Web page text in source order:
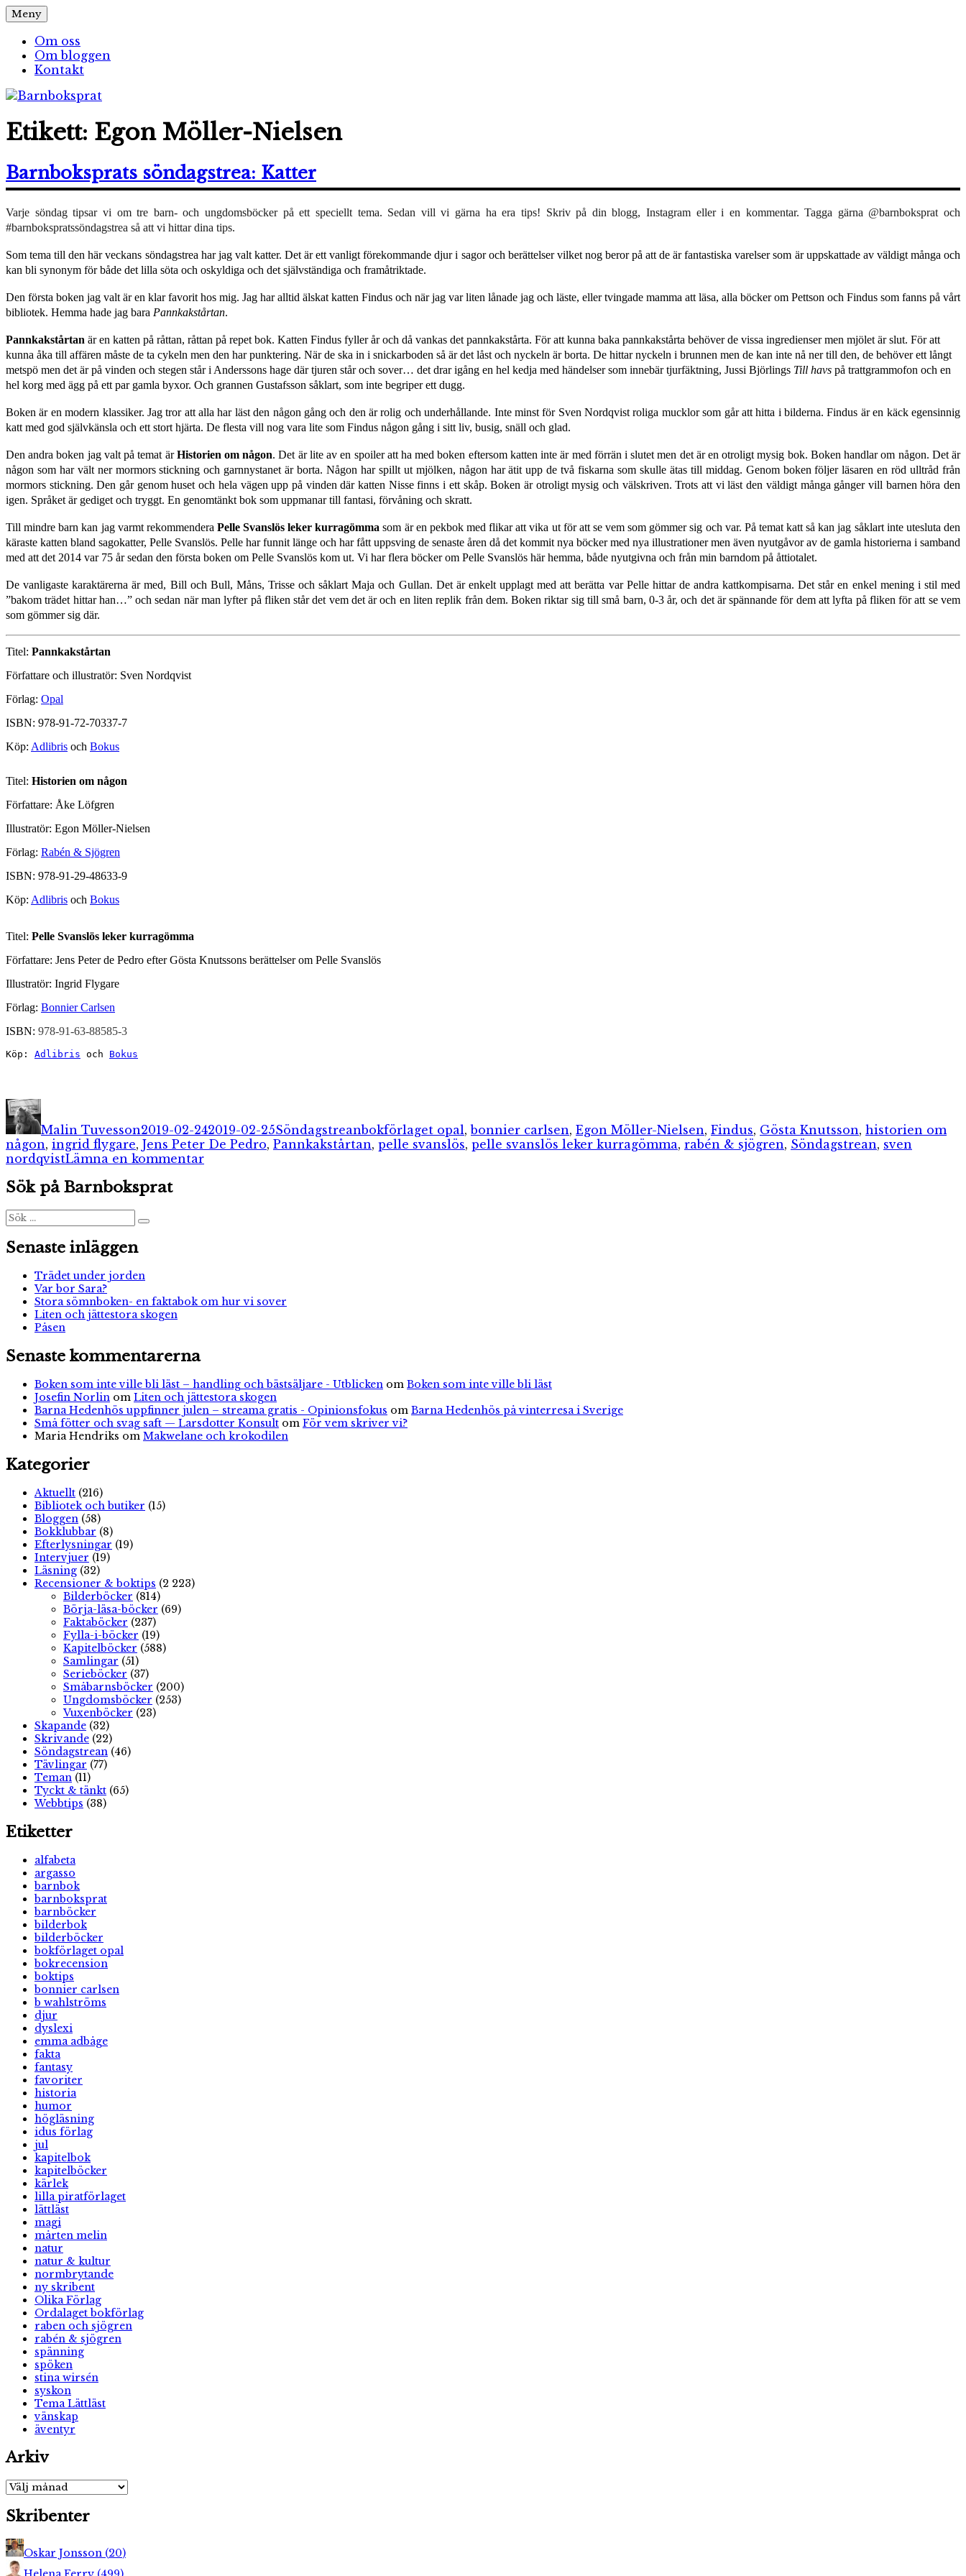
Hoppa
till
innehåll
Barnboksprat
– en blogg om barnböcker
Meny
Om oss
Om bloggen
Kontakt
Etikett: Egon Möller-Nielsen
Barnboksprats söndagstrea: Katter
Varje söndag tipsar vi omtre barn- och ungdomsböcker på ett speciellt tema. Sedan vill vi gärna ha era tips! Skriv på din blogg, Instagram eller i en kommentar. Tagga gärna @barnboksprat och
#barnbokspratssöndagstrea så att vi hittar dina tips.
Som tema till den här veckans söndagstrea har jag valt katter. Det är ett vanligt förekommande djur i sagor och berättelser vilket nog beror på att de är fantastiska varelser som är uppskattade av väldigt många och
kan bli synonym för både det lilla söta och oskyldiga och det självständiga och framåtriktade.
Den första boken jag valt är en klar favorit hos mig. Jag har alltid älskat katten Findus och när jag var liten lånade jag och läste, eller tvingade mamma att läsa, alla böcker om Pettson och Findus som fanns på vårt
bibliotek. Hemma hade jag bara Pannkakstårtan.
Pannkakstårtan är en katten på råttan, råttan på repet bok. Katten Findus fyller år och då vankas det pannkakstårta. För att kunna baka pannkakstårta behöver de vissa ingredienser men mjölet är slut. För att
kunna åka till affären måste de ta cykeln men den har punktering. När de ska in i snickarboden så är det låst och nyckeln är borta. De hittar nyckeln i brunnen men de kan inte nå ner till den, de behöver ett långt
metspö men det är på vinden och stegen står i Anderssons hage där tjuren står och sover… det drar igång en hel kedja med händelser som innebär tjurfäktning, Jussi Björlings Till havs på trattgrammofon och en
hel korg med ägg på ett par gamla byxor. Och grannen Gustafsson såklart, som inte begriper ett dugg.
Boken är en modern klassiker. Jag tror att alla har läst den någon gång och den är rolig och underhållande. Inte minst för Sven Nordqvist roliga mucklor som går att hitta i bilderna. Findus är en käck egensinnig
katt med god självkänsla och ett stort hjärta. De flesta vill nog vara lite som Findus någon gång i sitt liv, busig, snäll och glad.
Den andra boken jag valt på temat ärHistorien om någon. Det är lite av en spoiler att ha med boken eftersom katten inte är med förrän i slutet men det är en otroligt mysig bok. Boken handlar om någon. Det är
någon som har vält ner mormors stickning och garnnystanet är borta. Någon har spillt ut mjölken, någon har ätit upp de två fiskarna som skulle ätas till middag. Genom boken följer läsaren en röd ulltråd från
mormors stickning. Den går genom huset och hela vägen upp på vinden där katten Nisse finns i ett skåp. Boken är otroligt mysig och välskriven. Trots att vi läst den väldigt många gånger vill barnen höra den
igen. Språket är gediget och tryggt. En genomtänkt bok som uppmanar till fantasi, förvåning och skratt.
Till mindre barn kan jag varmt rekommendera Pelle Svanslös leker kurragömma som är en pekbok med flikar att vika ut för att se vem som gömmer sig och var. På temat katt så kan jag såklart inte utesluta den
käraste katten bland sagokatter, Pelle Svanslös. Pelle har funnit länge och har fått uppsving de senaste åren då det kommit nya böcker med nya illustrationer men även nyutgåvor av de gamla historierna i samband
med att det 2014 var 75 år sedan den första boken om Pelle Svanslös kom ut. Vi har flera böcker om Pelle Svanslös här hemma, både nyutgivna och från min barndom på åttiotalet.
De vanligaste karaktärerna är med, Bill och Bull, Måns, Trisse och såklart Maja och Gullan. Det är enkelt upplagt med att berätta var Pelle hittar de andra kattkompisarna. Det står en enkel mening i stil med
”bakom trädet hittar han…” och sedan när man lyfter på fliken står det vem det är och en liten replik från dem. Boken riktar sig till små barn, 0-3 år, och det är spännande för dem att lyfta på fliken för att se vem
som gömmer sig där.
Titel: Pannkakstårtan
Författare och illustratör: Sven Nordqvist
Förlag: Opal
ISBN: 978-91-72-70337-7
Köp: Adlibris och Bokus
Titel: Historien om någon
Författare: Åke Löfgren
Illustratör: Egon Möller-Nielsen
Förlag: Rabén & Sjögren
ISBN: 978-91-29-48633-9
Köp: Adlibris och Bokus
Titel: Pelle Svanslös leker kurragömma
Författare: Jens Peter de Pedro efter Gösta Knutssons berättelser om Pelle Svanslös
Illustratör: Ingrid Flygare
Förlag: Bonnier Carlsen
ISBN: 978-91-63-88585-3
Köp: Adlibris och Bokus
Författare
Malin Tuvesson2019-02-242019-02-25Söndagstreanbokförlaget opal,bonnier carlsen, Egon Möller-Nielsen, Findus, Gösta Knutsson, historien om
någon, ingrid flygare, Jens Peter De Pedro, Pannkakstårtan, pelle svanslös, pelle svanslös leker kurragömma, rabén & sjögren, Söndagstrean, sven
nordqvistLämna en kommentartill
Sök på Barnboksprat
Sök
efter:
Sök
Senaste inläggen
Trädet under jorden
Var bor Sara?
Stora sömnboken- en faktabok om hur vi sover
Liten och jättestora skogen
Påsen
Senaste kommentarerna
Boken som inte ville bli läst – handling och bästsäljare - Utblicken om Boken som inte ville bli läst
Josefin Norlin om Liten och jättestora skogen
Barna Hedenhös uppfinner julen – streama gratis - Opinionsfokus om Barna Hedenhös på vinterresa i Sverige
Små fötter och svag saft — Larsdotter Konsult om För vem skriver vi?
Maria Hendriks om Makwelane och krokodilen
Kategorier
Aktuellt (216)
Bibliotek och butiker (15)
Bloggen (58)
Bokklubbar (8)
Efterlysningar (19)
Intervjuer (19)
Läsning (32)
Recensioner & boktips (2 223)
Bilderböcker (814)
Börja-läsa-böcker (69)
Faktaböcker (237)
Fylla-i-böcker (19)
Kapitelböcker (588)
Samlingar (51)
Serieböcker (37)
Småbarnsböcker (200)
Ungdomsböcker (253)
Vuxenböcker (23)
Skapande (32)
Skrivande (22)
Söndagstrean (46)
Tävlingar (77)
Teman (11)
Tyckt & tänkt (65)
Webbtips (38)
Etiketter
alfabeta
argasso
barnbok
barnboksprat
barnböcker
bilderbok
bilderböcker
bokförlaget opal
bokrecension
boktips
bonnier carlsen
b wahlströms
djur
dyslexi
emma adbåge
fakta
fantasy
favoriter
historia
humor
högläsning
idus förlag
jul
kapitelbok
kapitelböcker
kärlek
lilla piratförlaget
lättläst
magi
mårten melin
natur
natur & kultur
normbrytande
ny skribent
Olika Förlag
Ordalaget bokförlag
raben och sjögren
rabén & sjögren
spänning
spöken
stina wirsén
syskon
Tema Lättläst
vänskap
äventyr
Arkiv
Arkiv
Skribenter
Oskar Jonsson (20)